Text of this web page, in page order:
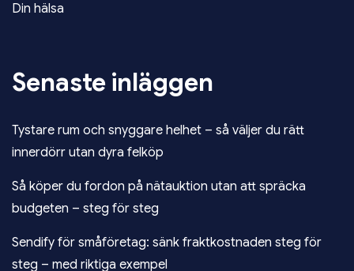
Din hälsa
Senaste inläggen
Tystare rum och snyggare helhet – så väljer du rätt
innerdörr utan dyra felköp
Så köper du fordon på nätauktion utan att spräcka
budgeten – steg för steg
Sendify för småföretag: sänk fraktkostnaden steg för
steg – med riktiga exempel